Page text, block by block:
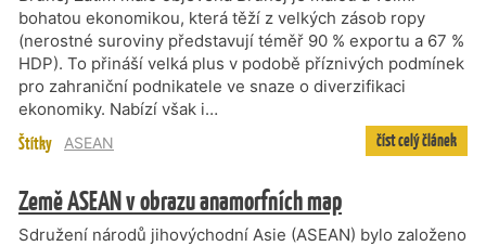
bohatou ekonomikou, která těží z velkých zásob ropy
(nerostné suroviny představují téměř 90 % exportu a 67 %
HDP). To přináší velká plus v podobě příznivých podmínek
pro zahraniční podnikatele ve snaze o diverzifikaci
ekonomiky. Nabízí však i…
Štítky ASEAN číst celý článek
Země ASEAN v obrazu anamorfních map
Sdružení národů jihovýchodní Asie (ASEAN) bylo založeno